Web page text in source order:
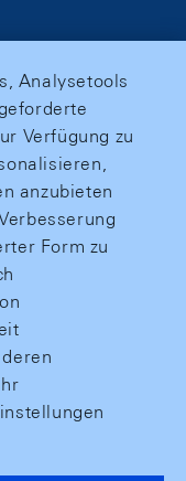
Analysetools
Verfügung zu
anzubieten
Form zu